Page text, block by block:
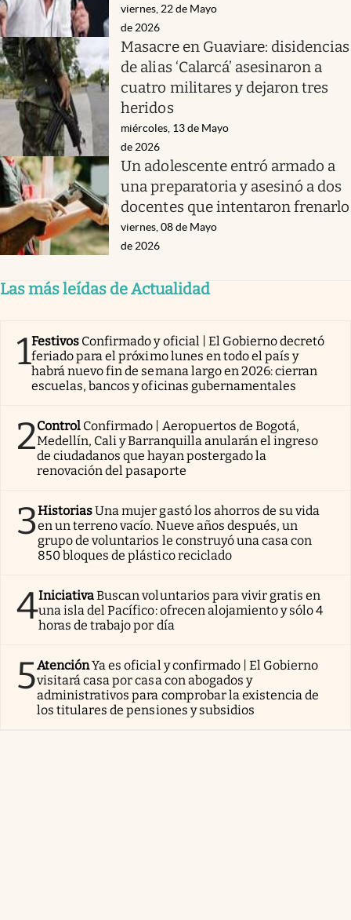
viernes, 22 de Mayo
de 2026
Masacre en Guaviare: disidencias
de alias ‘Calarcá’ asesinaron a
cuatro militares y dejaron tres
heridos
miércoles, 13 de Mayo
de 2026
Un adolescente entró armado a
una preparatoria y asesinó a dos
docentes que intentaron frenarlo
viernes, 08 de Mayo
de 2026
Las más leídas de Actualidad
1Festivos Confirmado y oficial | El Gobierno decretó
feriado para el próximo lunes en todo el país y
habrá nuevo fin de semana largo en 2026: cierran
escuelas, bancos y oficinas gubernamentales
2Control Confirmado | Aeropuertos de Bogotá,
Medellín, Cali y Barranquilla anularán el ingreso
de ciudadanos que hayan postergado la
renovación del pasaporte
3HistoriasUna mujer gastó los ahorros de su vida
en un terreno vacío. Nueve años después, un
grupo de voluntarios le construyó una casa con
850 bloques de plástico reciclado
4IniciativaBuscan voluntarios para vivir gratis en
una isla del Pacífico: ofrecen alojamiento y sólo 4
horas de trabajo por día
5AtenciónYa es oficial y confirmado | El Gobierno
visitará casa por casa con abogados y
administrativos para comprobar la existencia de
los titulares de pensiones y subsidios